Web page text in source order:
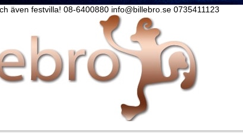
även festvilla! 08-6400880 info@billebro.se 0735411123